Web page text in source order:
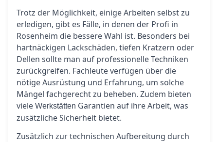
Trotz der Möglichkeit, einige Arbeiten selbst zu
erledigen, gibt es Fälle, in denen der Profi in
Rosenheim die bessere Wahl ist. Besonders bei
hartnäckigen Lackschäden, tiefen Kratzern oder
Dellen sollte man auf professionelle Techniken
zurückgreifen. Fachleute verfügen über die
nötige Ausrüstung und Erfahrung, um solche
Mängel fachgerecht zu beheben. Zudem bieten
viele Werkstätten Garantien auf ihre Arbeit, was
zusätzliche Sicherheit bietet.
Zusätzlich zur technischen Aufbereitung durch